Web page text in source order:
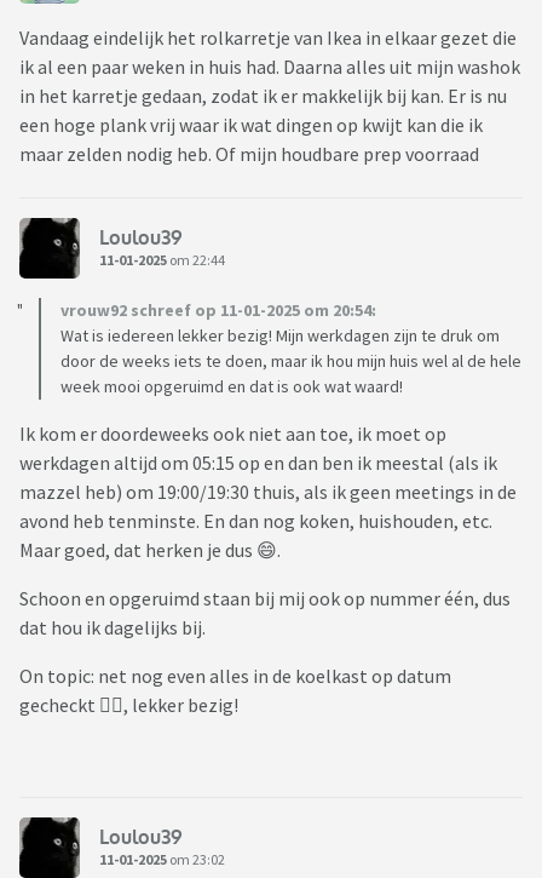
Vandaag eindelijk het rolkarretje van Ikea in elkaar gezet die
ik al een paar weken in huis had. Daarna alles uit mijn washok
in het karretje gedaan, zodat ik er makkelijk bij kan. Er is nu
een hoge plank vrij waar ik wat dingen op kwijt kan die ik
maar zelden nodig heb. Of mijn houdbare prep voorraad
Loulou39
11-01-2025 om 22:44
vrouw92 schreef op 11-01-2025 om 20:54:
Wat is iedereen lekker bezig! Mijn werkdagen zijn te druk om
door de weeks iets te doen, maar ik hou mijn huis wel al de hele
week mooi opgeruimd en dat is ook wat waard!
Ik kom er doordeweeks ook niet aan toe, ik moet op
werkdagen altijd om 05:15 op en dan ben ik meestal (als ik
mazzel heb) om 19:00/19:30 thuis, als ik geen meetings in de
avond heb tenminste. En dan nog koken, huishouden, etc.
Maar goed, dat herken je dus 😄.
Schoon en opgeruimd staan bij mij ook op nummer één, dus
dat hou ik dagelijks bij.
On topic: net nog even alles in de koelkast op datum
gecheckt 👍🏻, lekker bezig!
Loulou39
11-01-2025 om 23:02